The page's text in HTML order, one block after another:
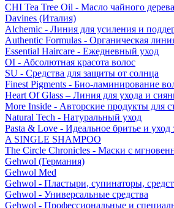
CHI Tea Tree Oil - Масло чайного дерева
Davines (Италия)
Alchemic - Линия для усиления и
Authentic Formulas - Органическая
Essential Haircare - Eжедневный уход
OI - Абсолютная красота волос
SU - Средства для защиты от солнца
Finest Pigments - Био-ламинирование
Heart Of Glass – Линия для ухода и
More Inside - Авторские продукты для
Natural Tech - Натуральный уход
Pasta & Love - Идеальное бритье и уход
A SINGLE SHAMPOO
The Circle Chronicles - Маски с
Gehwol (Германия)
Gehwol Med
Gehwol - Пластыри, супинаторы,
Gehwol - Универсальные средства
Gehwol - Профессиональные и